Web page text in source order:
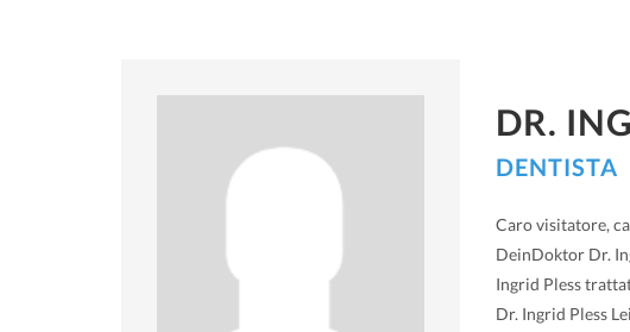
DR.
DENTISTA
Caro visitatore,
DeinDoktor Dr.
Ingrid Pless
Dr. Ingrid Pless